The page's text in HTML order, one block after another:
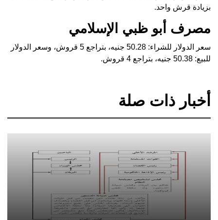
بزيادة قرش واحد.
مصرف أبو ظبي الإسلامي
سعر الدولار للشراء: 50.28 جنيه، بتراجع 5 قروش، وسعر الدولار
للبيع: 50.38 جنيه، بتراجع 4 قروش.
أخبار ذات صلة